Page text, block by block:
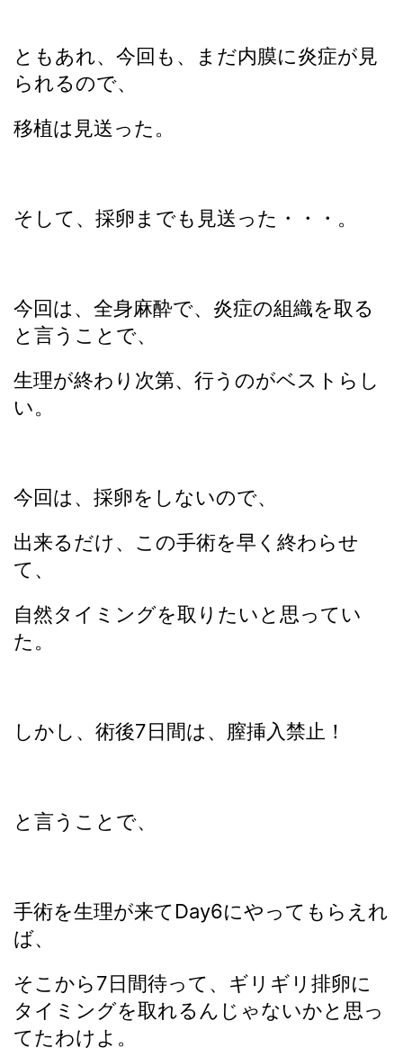
ともあれ、今回も、まだ内膜に炎症が見
られるので、
移植は見送った。
そして、採卵までも見送った・・・。
今回は、全身麻酔で、炎症の組織を取る
と言うことで、
生理が終わり次第、行うのがベストらし
い。
今回は、採卵をしないので、
出来るだけ、この手術を早く終わらせ
て、
自然タイミングを取りたいと思ってい
た。
しかし、術後7日間は、膣挿入禁止！
と言うことで、
手術を生理が来てDay6にやってもらえれ
ば、
そこから7日間待って、ギリギリ排卵に
タイミングを取れるんじゃないかと思っ
てたわけよ。